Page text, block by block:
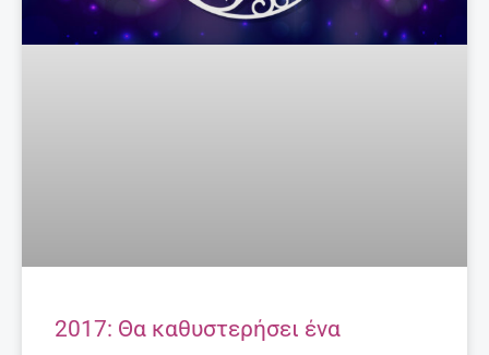
2017: Θα καθυστερήσει ένα